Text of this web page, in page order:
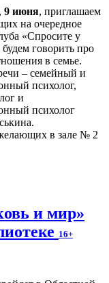
9 июня, приглашаем
на очередное
«Спросите у
говорить про
в семье.
– семейный и
психолог,
и
психолог
в зале № 2
и мир»
16+